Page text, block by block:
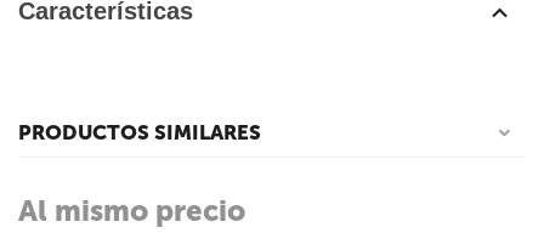
Características
PRODUCTOS SIMILARES
Al mismo precio